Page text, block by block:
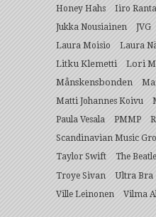
Honey Hahs Iiro
Jukka Nousiainen
JVG
Laura Moisio Laura
Litku Klemetti
Lori
Månskensbonden
Matti Johannes Koivu
Paula Vesala PMMP
Scandinavian Music
Taylor Swift The
Troye Sivan
Ultra Bra
Ville Leinonen Vilma